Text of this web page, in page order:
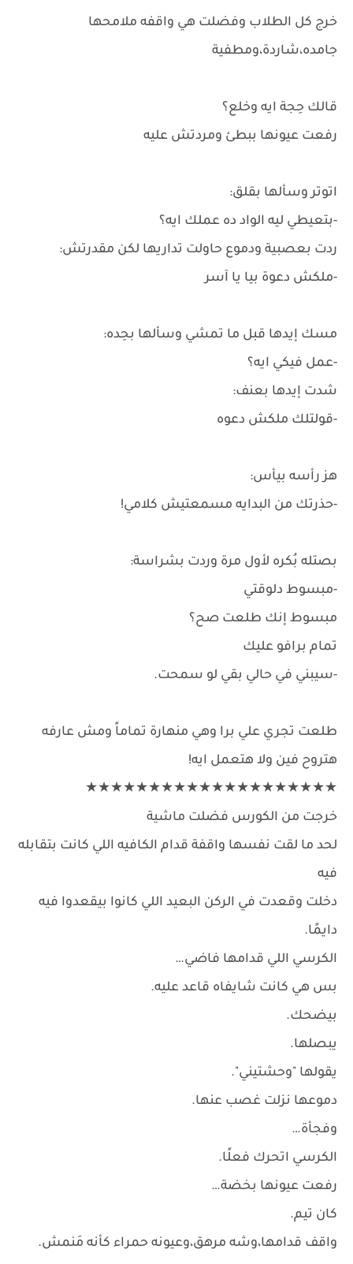
خرج كل الطلاب وفضلت هي واقفه ملامحها
جامده،شاردة،ومطفية
قالك حِجة ايه وخلع؟
رفعت عيونها ببطئ ومردتش عليه
اتوتر وسألها بقلق:
-بتعيطي ليه الواد ده عملك ايه؟
ردت بعصبية ودموع حاولت تداريها لكن مقدرتش:
-ملكش دعوة بيا يا آسر
مسك إيدها قبل ما تمشي وسألها بحِده:
-عمل فيكي ايه؟
شدت إيدها بعنف:
-قولتلك ملكش دعوه
هز رأسه بيأس:
-حذرتك من البدايه مسمعتيش كلامي!
بصتله بُكره لأول مرة وردت بشراسة:
-مبسوط دلوقتي
مبسوط إنك طلعت صح؟
تمام برافو عليك
-سيبني في حالي بقي لو سمحت.
طلعت تجري علي برا وهي منهارة تماماً ومش عارفه
هتروح فين ولا هتعمل ايه!
★★★★★★★★★★★★★★★★★★★★
خرجت من الكورس فضلت ماشية
لحد ما لقت نفسها واقفة قدام الكافيه اللي كانت بتقابله
فيه
دخلت وقعدت في الركن البعيد اللي كانوا بيقعدوا فيه
دايمًا.
الكرسي اللي قدامها فاضي…
بس هي كانت شايفاه قاعد عليه.
بيضحك.
يبصلها.
يقولها "وحشتيني".
دموعها نزلت غصب عنها.
وفجأة…
الكرسي اتحرك فعلًا.
رفعت عيونها بخضة…
كان تيم.
واقف قدامها،وشه مرهق،وعيونه حمراء كأنه مَنمش.